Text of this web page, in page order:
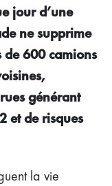
jour d’une
ne supprime
de 600 camions
générant
et de risques
la vie